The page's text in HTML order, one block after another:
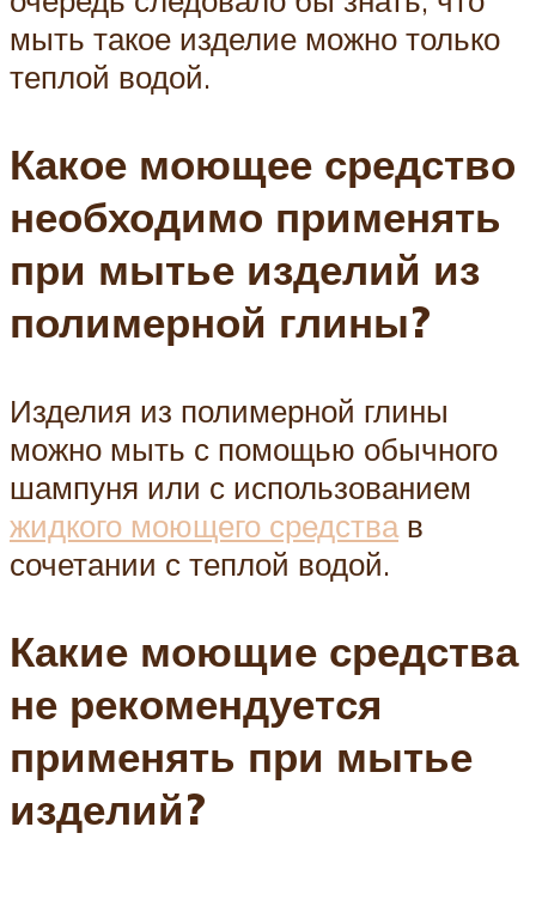
мыть такое изделие можно только
теплой водой.
Какое моющее средство
необходимо применять
при мытье изделий из
полимерной глины?
Изделия из полимерной глины
можно мыть с помощью обычного
шампуня или с использованием
жидкого моющего средствав
сочетании с теплой водой.
Какие моющие средства
не рекомендуется
применять при мытье
изделий?